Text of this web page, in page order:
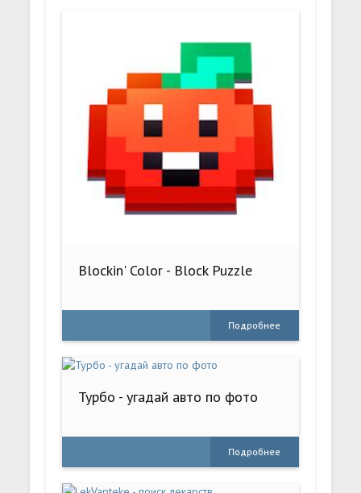
Blockin' Color - Block Puzzle
Подробнее
Турбо - угадай авто по фото
Подробнее